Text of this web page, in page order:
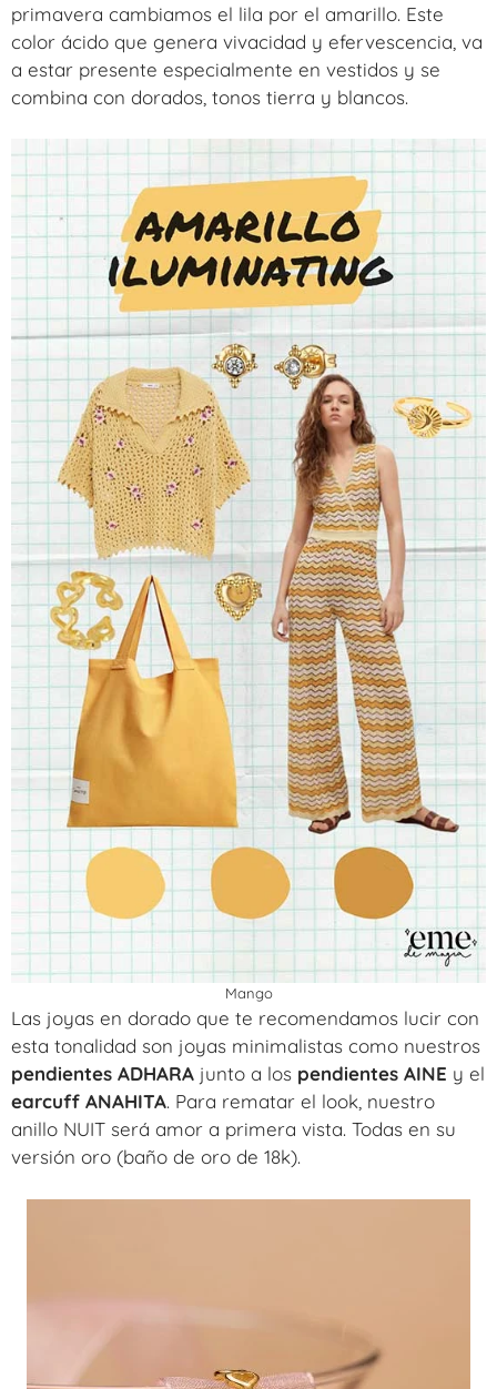
primavera cambiamos el lila por el amarillo. Este
color ácido que genera vivacidad y efervescencia, va
a estar presente especialmente en vestidos y se
combina con dorados, tonos tierra y blancos.
Mango
Las joyas en dorado que te recomendamos lucir con
esta tonalidad son joyas minimalistas como nuestros
pendientes ADHARA junto a los pendientes AINE y el
earcuff ANAHITA. Para rematar el look, nuestro
anillo NUIT será amor a primera vista. Todas en su
versión oro (baño de oro de 18k).